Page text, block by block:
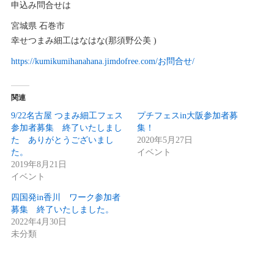
申込み問合せは
宮城県 石巻市
幸せつまみ細工はなはな(那須野公美 )
https://kumikumihanahana.jimdofree.com/お問合せ/
関連
9/22名古屋 つまみ細工フェス
参加者募集 終了いたしまし
た ありがとうございまし
た。
2019年8月21日
イベント
プチフェスin大阪参加者募
集！
2020年5月27日
イベント
四国発in香川 ワーク参加者
募集 終了いたしました。
2022年4月30日
未分類